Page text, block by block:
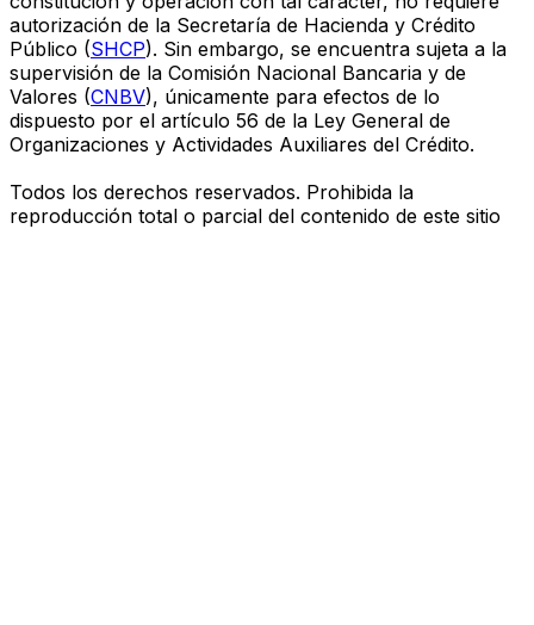
autorización de la Secretaría de Hacienda y Crédito
Público (SHCP). Sin embargo, se encuentra sujeta a la
supervisión de la Comisión Nacional Bancaria y de
Valores (CNBV), únicamente para efectos de lo
dispuesto por el artículo 56 de la Ley General de
Organizaciones y Actividades Auxiliares del Crédito.
Todos los derechos reservados. Prohibida la
reproducción total o parcial del contenido de este sitio